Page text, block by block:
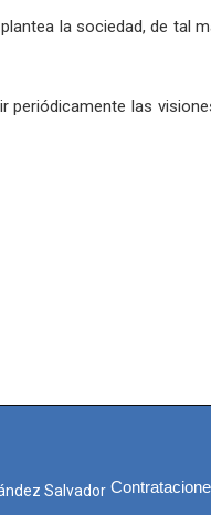
la sociedad, de tal
las
Salvador